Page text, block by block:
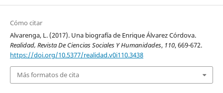
Cómo citar
Alvarenga, L. (2017). Una biografía de Enrique Álvarez Córdova.
Realidad, Revista De Ciencias Sociales Y Humanidades, 110, 669-672.
https://doi.org/10.5377/realidad.v0i110.3438
Más formatos de cita